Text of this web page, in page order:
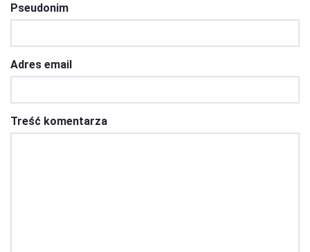
Pseudonim
Adres email
Treść komentarza